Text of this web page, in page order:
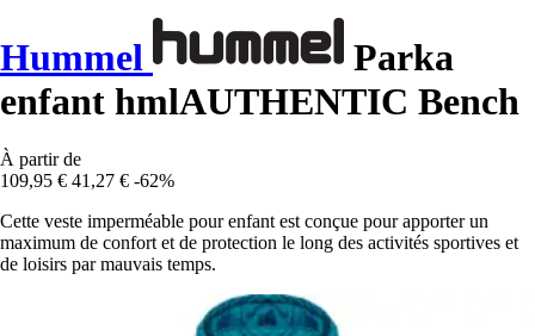
Hummel
Parka
enfant hmlAUTHENTIC Bench
À partir de
109,95 € 41,27 € -62%
Cette veste imperméable pour enfant est conçue pour apporter un
maximum de confort et de protection le long des activités sportives et
de loisirs par mauvais temps.